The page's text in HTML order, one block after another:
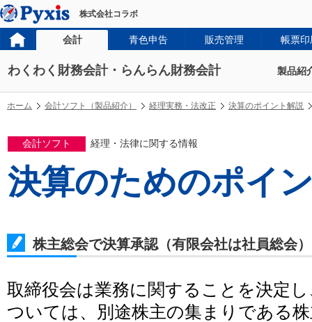
株式会社コラボ
会計 青色申告 販売管理 帳票印
わくわく財務会計・らんらん財務会計 製品紹
ホーム 会計ソフト（製品紹介） 経理実務・法改正 決算のポイント解説
会計ソフト 経理・法律に関する情報
決算のためのポイ
株主総会で決算承認（有限会社は社員総会）
取締役会は業務に関することを決定
ついては、別途株主の集まりである